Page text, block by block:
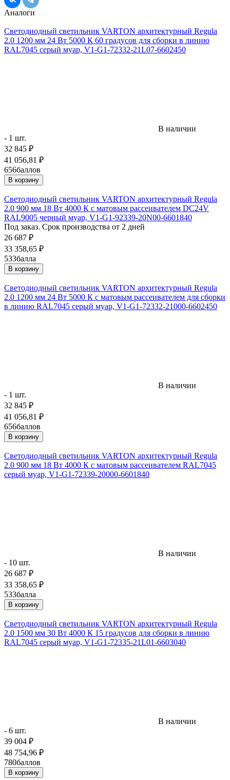
Аналоги
Светодиодный светильник VARTON архитектурный Regula
2.0 1200 мм 24 Вт 5000 К 60 градусов для сборки в линию
RAL7045 серый муар, V1-G1-72332-21L07-6602450
В наличии
- 1 шт.
32 845 ₽
41 056,81 ₽
656баллов
В корзину
Светодиодный светильник VARTON архитектурный Regula
2.0 900 мм 18 Вт 4000 К с матовым рассеивателем DC24V
RAL9005 черный муар, V1-G1-92339-20N00-6601840
Под заказ. Срок производства от 2 дней
26 687 ₽
33 358,65 ₽
533балла
В корзину
Светодиодный светильник VARTON архитектурный Regula
2.0 1200 мм 24 Вт 5000 К с матовым рассеивателем для сборки
в линию RAL7045 серый муар, V1-G1-72332-21000-6602450
В наличии
- 1 шт.
32 845 ₽
41 056,81 ₽
656баллов
В корзину
Светодиодный светильник VARTON архитектурный Regula
2.0 900 мм 18 Вт 4000 К с матовым рассеивателем RAL7045
серый муар, V1-G1-72339-20000-6601840
В наличии
- 10 шт.
26 687 ₽
33 358,65 ₽
533балла
В корзину
Светодиодный светильник VARTON архитектурный Regula
2.0 1500 мм 30 Вт 4000 К 15 градусов для сборки в линию
RAL7045 серый муар, V1-G1-72335-21L01-6603040
В наличии
- 6 шт.
39 004 ₽
48 754,96 ₽
780баллов
В корзину